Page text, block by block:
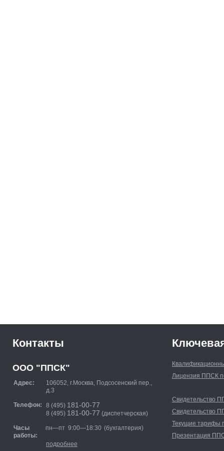
Контакты
ООО "ППСК"
Адрес:
106052, г.Москва, Подсосенский пер.,
д.3
Телефон: 8 (495) 181-00-77
8 (495) 181-00-77 (диспетчерская)
Часы
работы:
пн—пт 9:00—18:30 (бухгалтерия)
подробнее
Лицензия ППСК
Свидетельство
Свидетельство
Текущие тарифы
Презентация